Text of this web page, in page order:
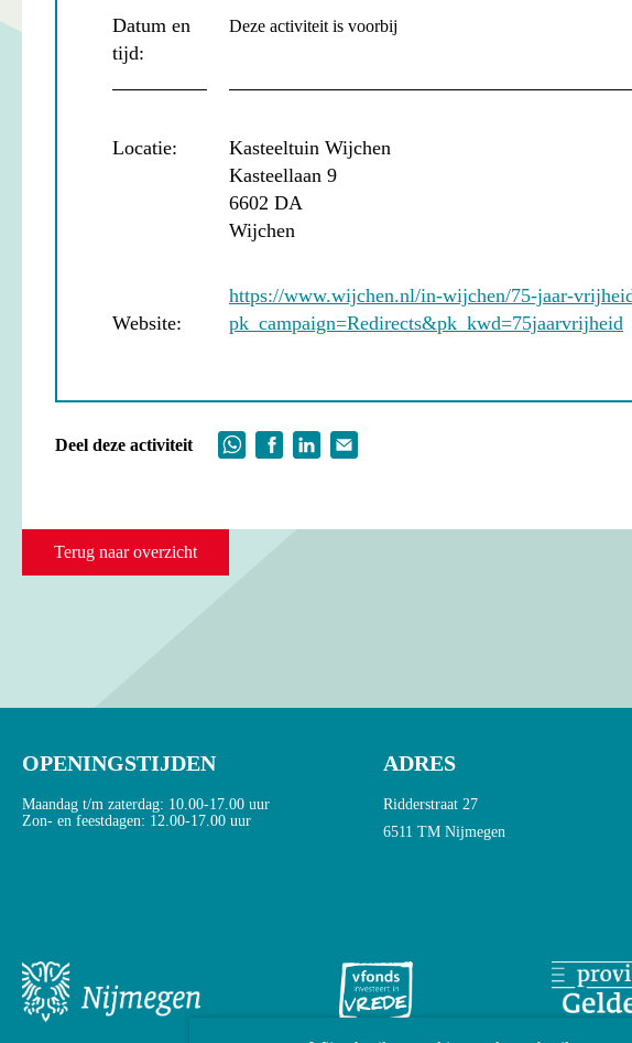
Datum en
tijd:
Deze activiteit is voorbij
Locatie:
Kasteeltuin Wijchen
Kasteellaan 9
6602 DA
Wijchen
Website:
https://www.wijchen.nl/in-wijchen/75-jaar-
pk_campaign=Redirects&pk_kwd=75jaarvrijheid
Deel deze activiteit
Terug naar overzicht
OPENINGSTIJDEN
Maandag t/m zaterdag: 10.00-17.00 uur
Zon- en feestdagen: 12.00-17.00 uur
ADRES
Ridderstraat 27
6511 TM Nijmegen